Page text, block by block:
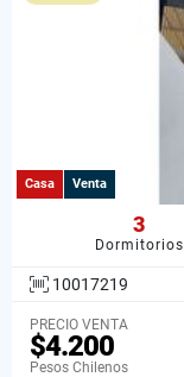
Casa Venta
3
Dormitorios
10017219
PRECIO VENTA
$4.200
Pesos Chilenos